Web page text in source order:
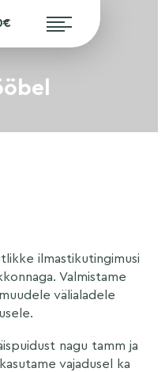
ilmastikutingimusi
Valmistame
välialadele
nagu tamm ja
vajadusel ka